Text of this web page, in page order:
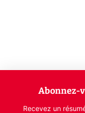
Abonnez-
Recevez un